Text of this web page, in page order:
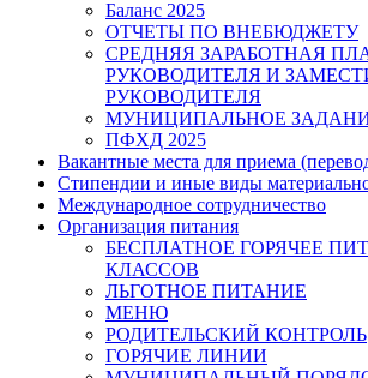
Баланс 2025
ОТЧЕТЫ ПО ВНЕБЮДЖЕТУ
СРЕДНЯЯ ЗАРАБОТНАЯ
РУКОВОДИТЕЛЯ И
РУКОВОДИТЕЛЯ
МУНИЦИПАЛЬНОЕ
ПФХД 2025
Вакантные места для приема
Стипендии и иные виды
Международное сотрудничество
Организация питания
БЕСПЛАТНОЕ ГОРЯЧЕЕ
КЛАССОВ
ЛЬГОТНОЕ ПИТАНИЕ
МЕНЮ
РОДИТЕЛЬСКИЙ КОНТРОЛЬ
ГОРЯЧИЕ ЛИНИИ